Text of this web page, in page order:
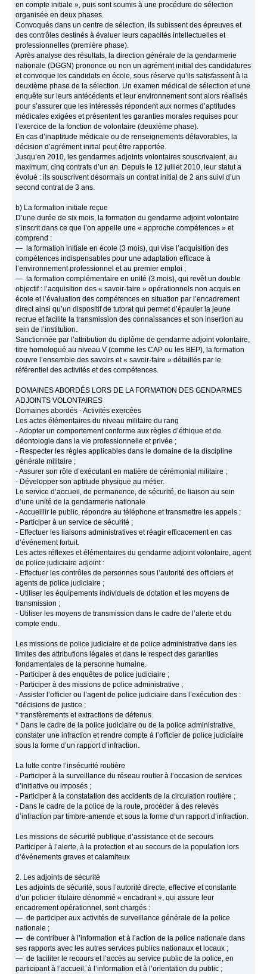
en compte initiale », puis sont soumis à une procédure de sélection
organisée en deux phases.
Convoqués dans un centre de sélection, ils subissent des épreuves et
des contrôles destinés à évaluer leurs capacités intellectuelles et
professionnelles (première phase).
Après analyse des résultats, la direction générale de la gendarmerie
nationale (DGGN) prononce ou non un agrément initial des candidatures
et convoque les candidats en école, sous réserve qu’ils satisfassent à la
deuxième phase de la sélection. Un examen médical de sélection et une
enquête sur leurs antécédents et leur environnement sont alors réalisés
pour s’assurer que les intéressés répondent aux normes d’aptitudes
médicales exigées et présentent les garanties morales requises pour
l’exercice de la fonction de volontaire (deuxième phase).
En cas d’inaptitude médicale ou de renseignements défavorables, la
décision d’agrément initial peut être rapportée.
Jusqu’en 2010, les gendarmes adjoints volontaires souscrivaient, au
maximum, cinq contrats d’un an. Depuis le 12 juillet 2010, leur statut a
évolué : ils souscrivent désormais un contrat initial de 2 ans suivi d’un
second contrat de 3 ans.
b) La formation initiale reçue
D’une durée de six mois, la formation du gendarme adjoint volontaire
s’inscrit dans ce que l’on appelle une « approche compétences » et
comprend :
— la formation initiale en école (3 mois), qui vise l’acquisition des
compétences indispensables pour une adaptation efficace à
l’environnement professionnel et au premier emploi ;
— la formation complémentaire en unité (3 mois), qui revêt un double
objectif : l’acquisition des « savoir-faire » opérationnels non acquis en
école et l’évaluation des compétences en situation par l’encadrement
direct ainsi qu’un dispositif de tutorat qui permet d’épauler la jeune
recrue et facilite la transmission des connaissances et son insertion au
sein de l’institution.
Sanctionnée par l’attribution du diplôme de gendarme adjoint volontaire,
titre homologué au niveau V (comme les CAP ou les BEP), la formation
couvre l’ensemble des savoirs et « savoir-faire » détaillés par le
référentiel des activités et des compétences.
DOMAINES ABORDÉS LORS DE LA FORMATION DES GENDARMES
ADJOINTS VOLONTAIRES
Domaines abordés - Activités exercées
Les actes élémentaires du niveau militaire du rang
- Adopter un comportement conforme aux règles d’éthique et de
déontologie dans la vie professionnelle et privée ;
- Respecter les règles applicables dans le domaine de la discipline
générale militaire ;
- Assurer son rôle d’exécutant en matière de cérémonial militaire ;
- Développer son aptitude physique au métier.
Le service d’accueil, de permanence, de sécurité, de liaison au sein
d’une unité de la gendarmerie nationale
- Accueillir le public, répondre au téléphone et transmettre les appels ;
- Participer à un service de sécurité ;
- Effectuer les liaisons administratives et réagir efficacement en cas
d’événement fortuit.
Les actes réflexes et élémentaires du gendarme adjoint volontaire, agent
de police judiciaire adjoint :
- Effectuer les contrôles de personnes sous l’autorité des officiers et
agents de police judiciaire ;
- Utiliser les équipements individuels de dotation et les moyens de
transmission ;
- Utiliser les moyens de transmission dans le cadre de l’alerte et du
compte endu.
Les missions de police judiciaire et de police administrative dans les
limites des attributions légales et dans le respect des garanties
fondamentales de la personne humaine.
- Participer à des enquêtes de police judiciaire ;
- Participer à des missions de police administrative ;
- Assister l’officier ou l’agent de police judiciaire dans l’exécution des :
*décisions de justice ;
* transfèrements et extractions de détenus.
* Dans le cadre de la police judiciaire ou de la police administrative,
constater une infraction et rendre compte à l’officier de police judiciaire
sous la forme d’un rapport d’infraction.
La lutte contre l’insécurité routière
- Participer à la surveillance du réseau routier à l’occasion de services
d’initiative ou imposés ;
- Participer à la constatation des accidents de la circulation routière ;
- Dans le cadre de la police de la route, procéder à des relevés
d’infraction par timbre-amende et sous la forme d’un rapport d’infraction.
Les missions de sécurité publique d’assistance et de secours
Participer à l’alerte, à la protection et au secours de la population lors
d’événements graves et calamiteux
2. Les adjoints de sécurité
Les adjoints de sécurité, sous l’autorité directe, effective et constante
d’un policier titulaire dénommé « encadrant », qui assure leur
encadrement opérationnel, sont chargés :
— de participer aux activités de surveillance générale de la police
nationale ;
— de contribuer à l’information et à l’action de la police nationale dans
ses rapports avec les autres services publics nationaux et locaux ;
— de faciliter le recours et l’accès au service public de la police, en
participant à l’accueil, à l’information et à l’orientation du public ;